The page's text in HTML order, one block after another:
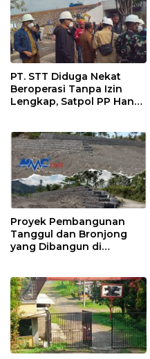
PT. STT Diduga Nekat
Beroperasi Tanpa Izin
Lengkap, Satpol PP Hanya
Proyek Pembangunan
Tanggul dan Bronjong
yang Dibangun di